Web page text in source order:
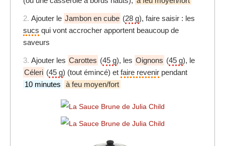
2. Ajouter le Jambon en cube (28 g), faire saisir : les
sucs qui vont accrocher apportent beaucoup de
saveurs
3. Ajouter les Carottes (45 g), les Oignons (45 g), le
Céleri (45 g) (tout émincé) et faire revenir pendant
10 minutes
à feu moyen/fort